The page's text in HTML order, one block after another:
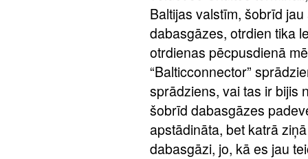
Baltijas valstīm, šobrīd
dabasgāzes, otrdien tika
otrdienas pēcpusdienā
“Balticconnector”
sprādziens, vai tas ir bijis
šobrīd dabasgāzes
apstādināta, bet katrā
dabasgāzi, jo, kā es jau